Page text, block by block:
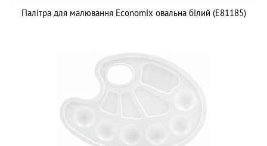
Палітра для малювання Economix овальна білий (E81185)